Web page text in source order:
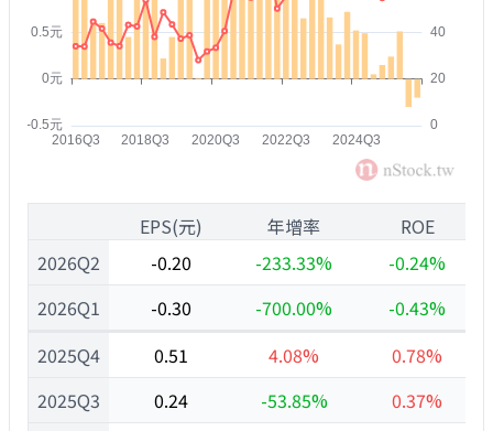
2026Q2
2026Q1
2025Q4
2025Q3
EPS(元) 年增率
ROE
-0.20
-233.33%
-0.24%
-0.30
-700.00%
-0.43%
0.51
4.08%
0.78%
0.24
-53.85%
0.37%